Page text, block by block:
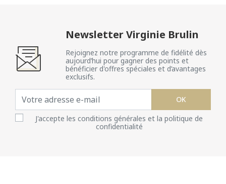
Newsletter Virginie Brulin
Rejoignez notre programme de fidélité dès
aujourd’hui pour gagner des points et
bénéficier d'offres spéciales et d’avantages
exclusifs.
OK
J'accepte les conditions générales et la politique de
confidentialité